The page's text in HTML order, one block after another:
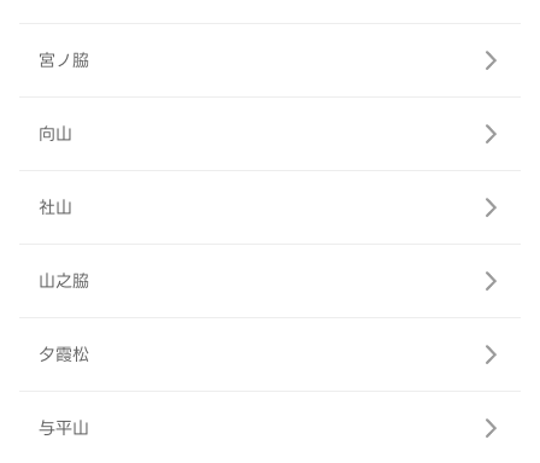
宮ノ脇
向山
社山
山之脇
夕霞松
与平山